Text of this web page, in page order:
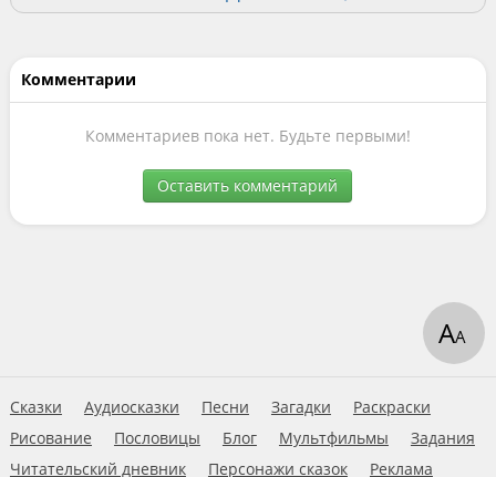
Комментарии
Комментариев пока нет. Будьте первыми!
Оставить комментарий
Сказки Аудиосказки Песни Загадки
Раскраски
Рисование
Пословицы Блог Мультфильмы
Задания
Читательский дневник
Персонажи сказок Реклама
АА